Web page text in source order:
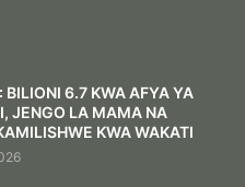
BILIONI 6.7 KWA AFYA YA
JENGO LA MAMA NA
KWA WAKATI